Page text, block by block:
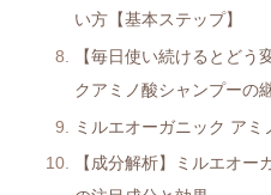
い方【基本ステップ】
【毎日使い続けるとどう
クアミノ酸シャンプーの
ミルエオーガニック ア
【成分解析】ミルエオー